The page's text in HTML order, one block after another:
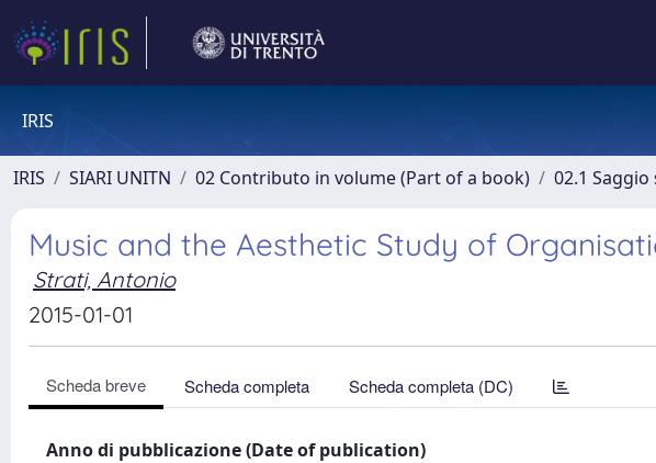
IRIS
IRIS SIARI UNITN 02 Contributo in volume (Part of a book) 02.1
Music and the Aesthetic Study of
Strati, Antonio
2015-01-01
Scheda breve Scheda completa Scheda completa (DC)
Anno di pubblicazione (Date of publication)